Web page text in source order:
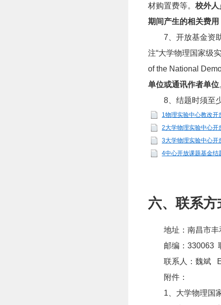
材购置费等。 校外人
期间产生的相关费用
7
开放基金资
注“大学物理国家级
of the National
单位或通讯作者单位
8
结题时须至
1物理实验中心教改开
2大学物理实验中心开
3大学物理实验中心
4中心开放课题基金结
六、联系方
地址：南昌市
邮编：330063
联系人：魏斌
附件：
1、 大学物理国